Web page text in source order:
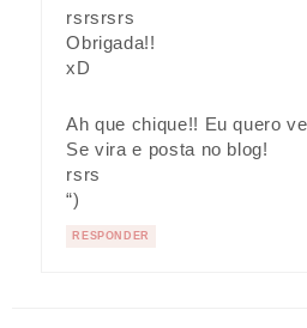
rsrsrsrs
Obrigada!!
xD
Ah que chique!! Eu quero
Se vira e posta no blog!
rsrs
“)
RESPONDER